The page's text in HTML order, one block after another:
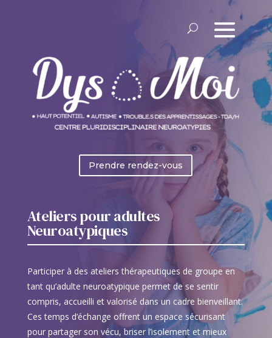
Prendre rendez-vous
Ateliers pour adultes
Neuroatypiques
Participer à des ateliers thérapeutiques de groupe en
tant qu’adulte neuroatypique permet de se sentir
compris, accueilli et valorisé dans un cadre bienveillant.
Ces temps d’échange offrent un espace sécurisant
pour partager son vécu, briser l’isolement et mieux